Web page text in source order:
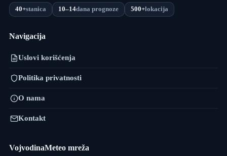
40+stanica 10–14dana prognoze 500+lokacija
Navigacija
Uslovi korišćenja
Politika privatnosti
O nama
Kontakt
VojvodinaMeteo mreža